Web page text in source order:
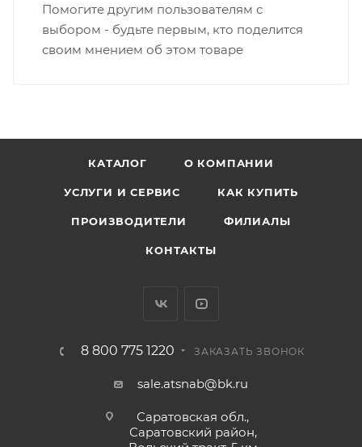
Помогите другим пользователям с
выбором - будьте первым, кто поделится
своим мнением об этом товаре
КАТАЛОГ О КОМПАНИИ
УСЛУГИ И СЕРВИС КАК КУПИТЬ
ПРОИЗВОДИТЕЛИ ФИЛИАЛЫ
КОНТАКТЫ
8 800 775 1220 ЗАКАЗАТЬ ЗВОНОК
sale.atsnab@bk.ru
Саратовская обл.,
Саратовский район,